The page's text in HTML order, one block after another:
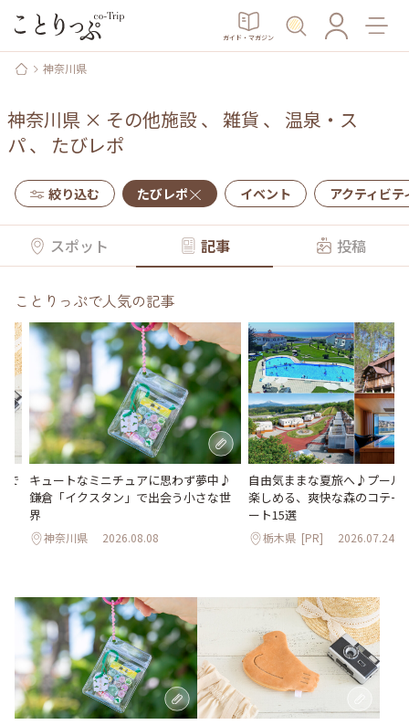
ガイド・マガジン
神奈川県
神奈川県 × その他施設、 雑貨 、 温泉・ス
パ、 たびレポ
絞り込む たびレポ イベント アクティビテ
スポット 記事 投稿
ことりっぷで人気の記事
で
キュートなミニチュアに思わず夢中♪
鎌倉「イクスタン」で出会う小さな世
界
神奈川県 2026.08.08
自由気ままな夏旅へ♪プール
楽しめる、爽快な森のコテー
ート15選
栃木県 [PR] 2026.07.24